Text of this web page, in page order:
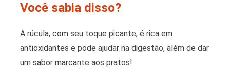
Você sabia disso?
A rúcula, com seu toque picante, é rica em
antioxidantes e pode ajudar na digestão, além de dar
um sabor marcante aos pratos!